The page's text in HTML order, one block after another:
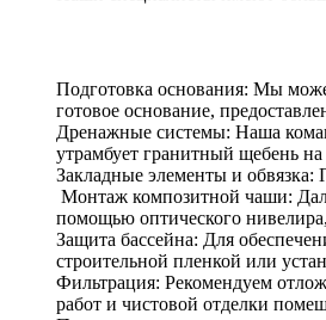
Подготовка основания: Мы
готовое основание,
Дренажные системы: Наша
утрамбует гранитный щебень на
Закладные элементы и
Монтаж композитной чаши:
помощью оптического
Защита бассейна: Для
строительной пленкой или
Фильтрация: Рекомендуем
работ и чистовой отделки